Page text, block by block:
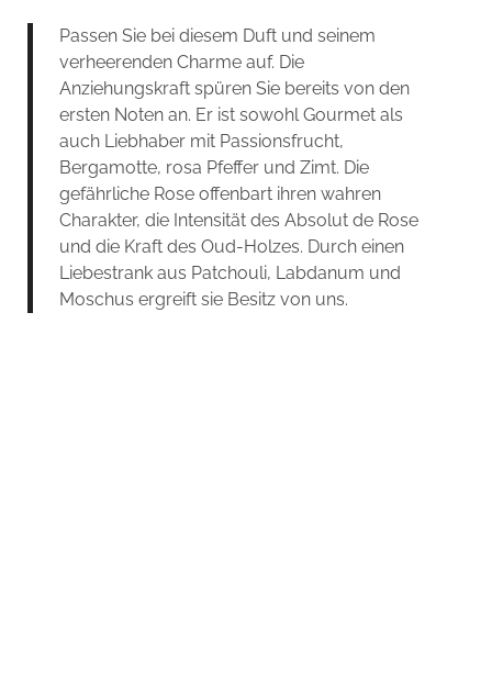
Passen Sie bei diesem Duft und seinem
verheerenden Charme auf. Die
Anziehungskraft spüren Sie bereits von den
ersten Noten an. Er ist sowohl Gourmet als
auch Liebhaber mit Passionsfrucht,
Bergamotte, rosa Pfeffer und Zimt. Die
gefährliche Rose offenbart ihren wahren
Charakter, die Intensität des Absolut de Rose
und die Kraft des Oud-Holzes. Durch einen
Liebestrank aus Patchouli, Labdanum und
Moschus ergreift sie Besitz von uns.